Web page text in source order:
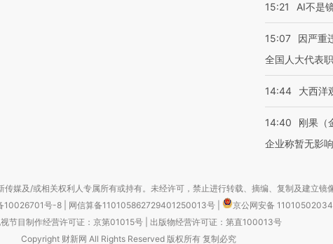
15:21 AI不是
15:07
因严重
全国人大代表
14:44 大西洋
14:40
刚果（
企业称暂无影
媒及/或相关权利人专属所有或持有。未经许可，禁止进行转载、摘编、复制及建立镜
10026701号-8 网信算备110105862729401250013号
京公网安备
节目制作经营许可证：京第01015号| 出版物经营许可证：第直100013号
Copyright 财新网 All Rights Reserved 版权所有 复制必究